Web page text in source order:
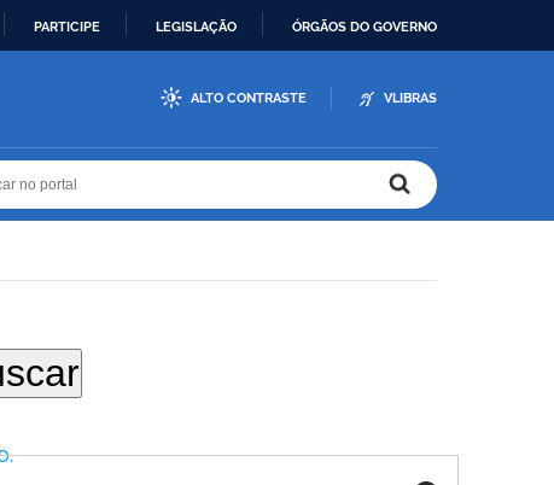
PARTICIPE LEGISLAÇÃO ÓRGÃOS DO GOVERNO
ALTO CONTRASTE VLIBRAS